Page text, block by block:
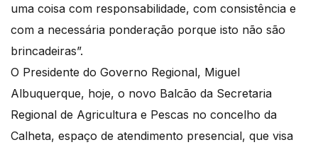
uma coisa com responsabilidade, com consistência e
com a necessária ponderação porque isto não são
brincadeiras”.
O Presidente do Governo Regional, Miguel
Albuquerque, hoje, o novo Balcão da Secretaria
Regional de Agricultura e Pescas no concelho da
Calheta, espaço de atendimento presencial, que visa